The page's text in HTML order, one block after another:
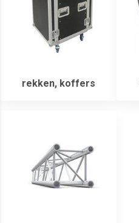
rekken, koffers